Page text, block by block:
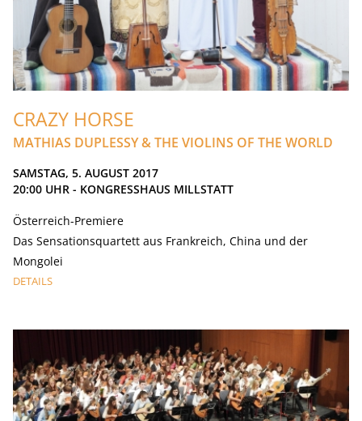
CRAZY HORSE
MATHIAS DUPLESSY & THE VIOLINS OF THE WORLD
SAMSTAG, 5. AUGUST 2017
20:00 UHR - KONGRESSHAUS MILLSTATT
Österreich-Premiere
Das Sensationsquartett aus Frankreich, China und der
Mongolei
DETAILS